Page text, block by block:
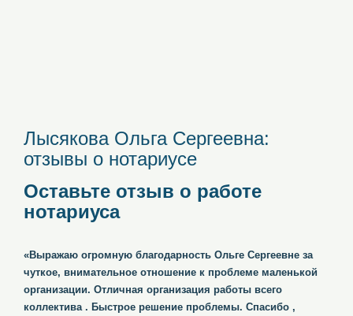
Лысякова Ольга Сергеевна:
отзывы о нотариусе
Оставьте отзыв о работе
нотариуса
«Выражаю огромную благодарность Ольге Сергеевне за
чуткое, внимательное отношение к проблеме маленькой
организации. Отличная организация работы всего
коллектива . Быстрое решение проблемы. Спасибо ,